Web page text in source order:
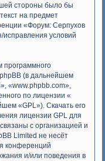
стороны было бы
на предмет
«Форум: Серпухов
условий
(в дальнейшем
«www.phpbb.com»,
по лицензии «
«GPL»). Скачать его
лицензии GPL для
с организацией и
Limited не несёт
конференций
и/или поведения в